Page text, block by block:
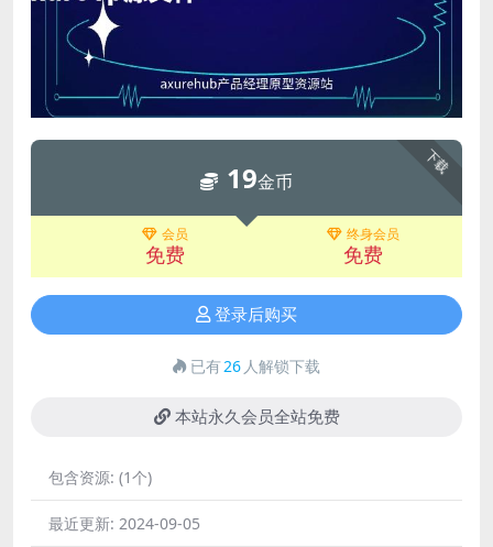
下载
19金币
会员
免费
终身会员
免费
登录后购买
已有26 人解锁下载
本站永久会员全站免费
包含资源: (1个)
最近更新: 2024-09-05